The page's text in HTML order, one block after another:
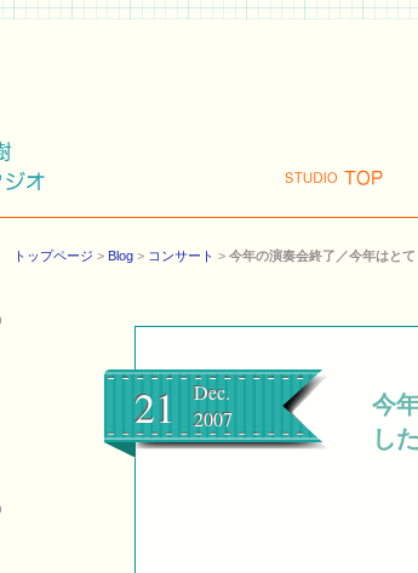
トップページ > Blog > コンサート > 今年の演奏会終了／今年はと
21
Dec.
2007
今
した